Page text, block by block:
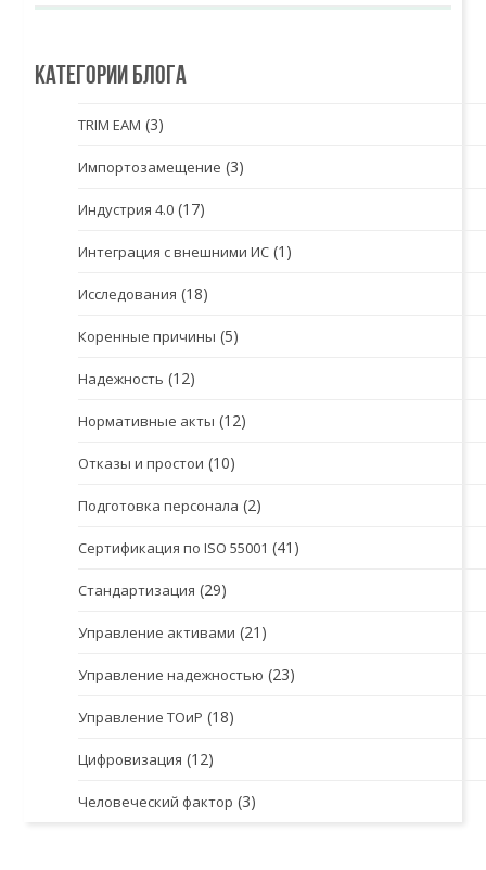
Категории блога
TRIM EAM (3)
Импортозамещение (3)
Индустрия 4.0 (17)
Интеграция с внешними ИС (1)
Исследования (18)
Коренные причины (5)
Надежность (12)
Нормативные акты (12)
Отказы и простои (10)
Подготовка персонала (2)
Сертификация по ISO 55001 (41)
Стандартизация (29)
Управление активами (21)
Управление надежностью (23)
Управление ТОиР (18)
Цифровизация (12)
Человеческий фактор (3)